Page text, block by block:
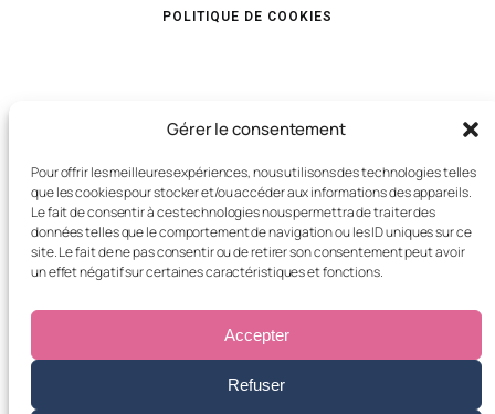
Gérer le consentement
Pour offrir les meilleures expériences, nous utilisons des technologies telles
que les cookies pour stocker et/ou accéder aux informations des appareils.
Le fait de consentir à ces technologies nous permettra de traiter des
données telles que le comportement de navigation ou les ID uniques sur ce
site. Le fait de ne pas consentir ou de retirer son consentement peut avoir
un effet négatif sur certaines caractéristiques et fonctions.
Accepter
Refuser
POLITIQUE DE COOKIES
Services
ELECTRICITÉ
ÉVÉNEMENTS